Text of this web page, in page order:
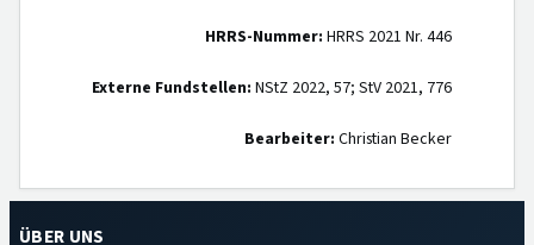
HRRS-Nummer: HRRS 2021 Nr. 446
Externe Fundstellen: NStZ 2022, 57; StV 2021, 776
Bearbeiter: Christian Becker
ÜBER UNS